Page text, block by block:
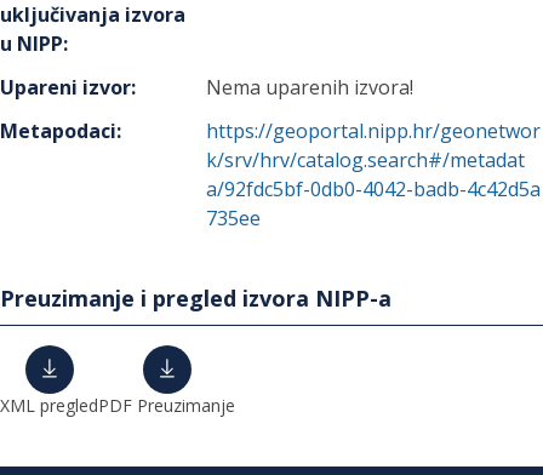
uključivanja izvora
u NIPP:
Upareni izvor:
Nema uparenih izvora!
Metapodaci:
https://geoportal.nipp.hr/geonetwor
k/srv/hrv/catalog.search#/metadat
a/92fdc5bf-0db0-4042-badb-4c42d5a
735ee
Preuzimanje i pregled izvora NIPP-a
XML pregledPDF Preuzimanje